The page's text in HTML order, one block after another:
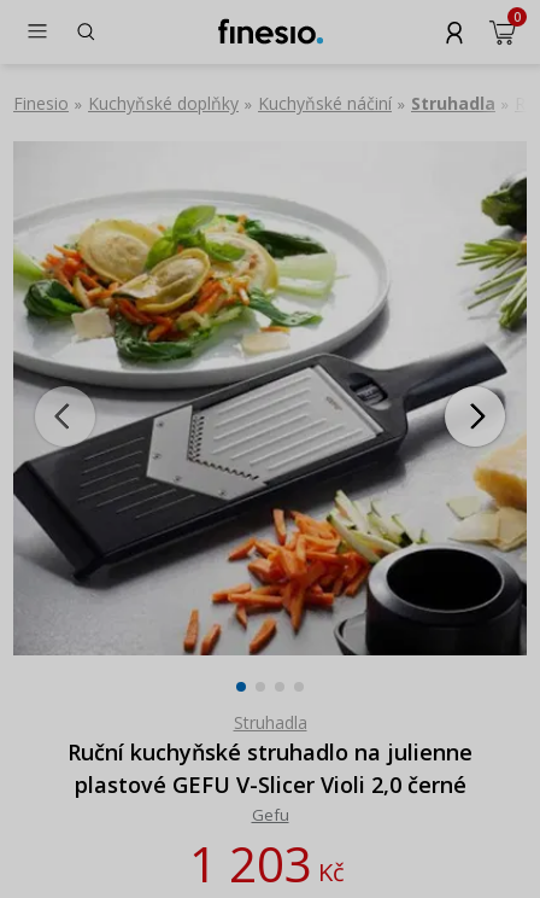
0
Finesio » Kuchyňské doplňky » Kuchyňské náčiní » Struhadla »
Struhadla
Ruční kuchyňské struhadlo na julienne
plastové GEFU V-Slicer Violi 2,0 černé
Gefu
1 203Kč